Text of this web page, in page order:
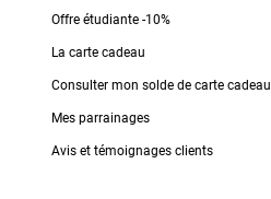
Offre étudiante -10%
La carte cadeau
Consulter mon solde de carte cadeau
Mes parrainages
Avis et témoignages clients